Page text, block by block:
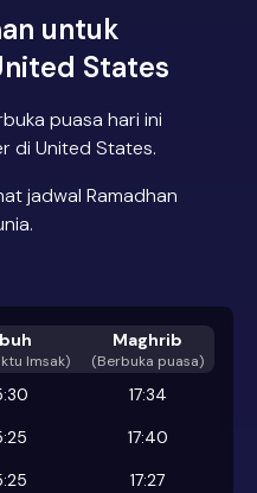
untuk
States
puasa hari ini
di United States.
jadwal Ramadhan
Imsak)
Maghrib
(Berbuka puasa)
17:34
17:40
17:27